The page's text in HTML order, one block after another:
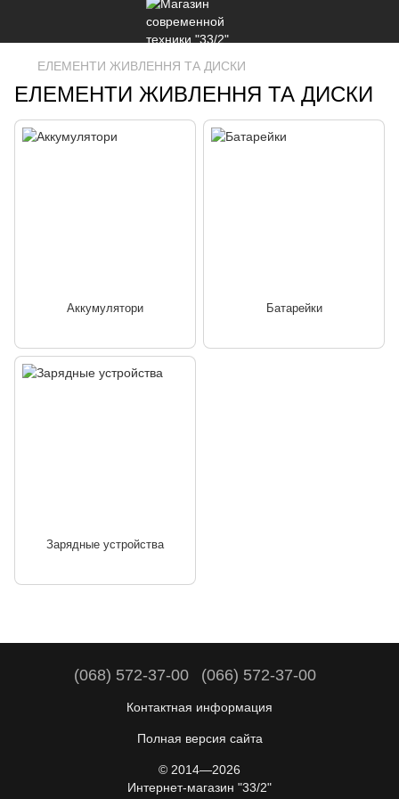
ЕЛЕМЕНТИ ЖИВЛЕННЯ ТА ДИСКИ
ЕЛЕМЕНТИ ЖИВЛЕННЯ ТА ДИСКИ
Аккумулятори Батарейки
Зарядные устройства
(068) 572-37-00 (066) 572-37-00
Контактная информация
Полная версия сайта
© 2014—2026
Интернет-магазин "33/2"